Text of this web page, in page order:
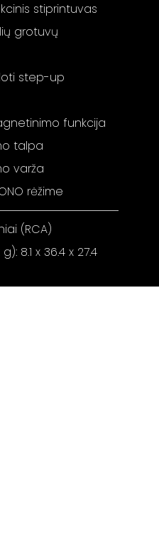
stiprintuvas
grotuvų
step-up
funkcija
talpa
varža
rėžime
(RCA)
8.1 x 36.4 x 27.4